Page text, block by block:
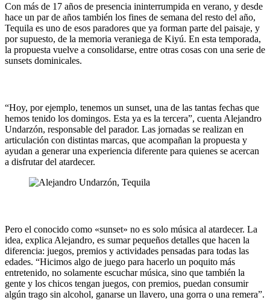
Con más de 17 años de presencia ininterrumpida en verano, y desde
hace un par de años también los fines de semana del resto del año,
Tequila es uno de esos paradores que ya forman parte del paisaje, y
por supuesto, de la memoria veraniega de Kiyú. En esta temporada,
la propuesta vuelve a consolidarse, entre otras cosas con una serie de
sunsets dominicales.
“Hoy, por ejemplo, tenemos un sunset, una de las tantas fechas que
hemos tenido los domingos. Esta ya es la tercera”, cuenta Alejandro
Undarzón, responsable del parador. Las jornadas se realizan en
articulación con distintas marcas, que acompañan la propuesta y
ayudan a generar una experiencia diferente para quienes se acercan
a disfrutar del atardecer.
Pero el conocido como «sunset» no es solo música al atardecer. La
idea, explica Alejandro, es sumar pequeños detalles que hacen la
diferencia: juegos, premios y actividades pensadas para todas las
edades. “Hicimos algo de juego para hacerlo un poquito más
entretenido, no solamente escuchar música, sino que también la
gente y los chicos tengan juegos, con premios, puedan consumir
algún trago sin alcohol, ganarse un llavero, una gorra o una remera”.